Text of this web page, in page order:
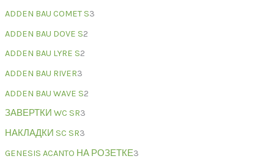
ADDEN BAU COMET S3
ADDEN BAU DOVE S2
ADDEN BAU LYRE S2
ADDEN BAU RIVER3
ADDEN BAU WAVE S2
ЗАВЕРТКИ WC SR3
НАКЛАДКИ SC SR3
GENESIS ACANTO НА РОЗЕТКЕ3